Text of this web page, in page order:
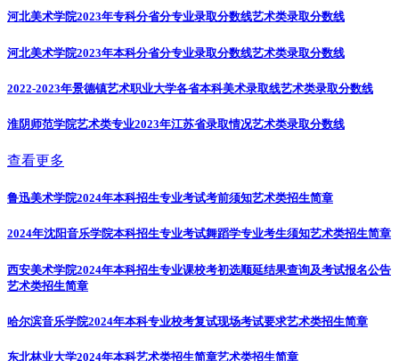
河北美术学院2023年专科分省分专业录取分数线艺术类录取分数线
河北美术学院2023年本科分省分专业录取分数线艺术类录取分数线
2022-2023年景德镇艺术职业大学各省本科美术录取线艺术类录取分数线
淮阴师范学院艺术类专业2023年江苏省录取情况艺术类录取分数线
查看更多
鲁迅美术学院2024年本科招生专业考试考前须知艺术类招生简章
2024年沈阳音乐学院本科招生专业考试舞蹈学专业考生须知艺术类招生简章
西安美术学院2024年本科招生专业课校考初选顺延结果查询及考试报名公告
艺术类招生简章
哈尔滨音乐学院2024年本科专业校考复试现场考试要求艺术类招生简章
东北林业大学2024年本科艺术类招生简章艺术类招生简章